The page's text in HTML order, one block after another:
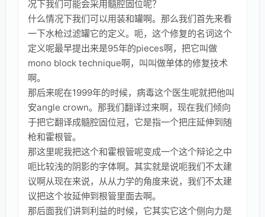
况下我们可能会采用髓腔固位呢？
什么情况下我们可以用装和罐啊。那么我们首先来看
一下水枪过滤罐它的定义。呃，这个修复的名词这个
定义呢最早提出来是95年的pieces啊，把它叫做
mono block technique啊，叫叫做单体的修复技术
啊。
那后来呢在1999年的时候，病毒这个医生呢就把他叫
安angle crown。那我们翻译过来啊，现在我们倾向
于把它翻译成髓腔固位冠，它是指一个把庄延伸到随
枪和霍根管。
那这里呢我把这个和霍根管呢变成一个这个辩论之中
呃比较浅的阴影的字体啊。其实就是说呃我们不太建
议啊从现在来说，从从力学的角度来说，我们不太建
议把这个妆延伸到根管里面去啊。
那后面我们讲到利益的时候，它其实它这个侧向力是